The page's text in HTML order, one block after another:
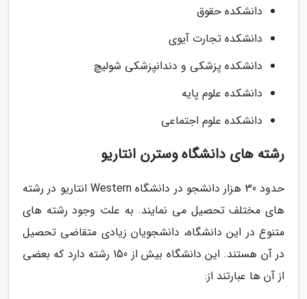
دانشکده حقوق
دانشکده تجارت آیوی
دانشکده پزشکی و دندانپزشکی شولیچ
دانشکده علوم پایه
دانشکده علوم اجتماعی
رشته های دانشگاه وسترن انتاریو
حدود 30 هزار دانشجو در دانشگاه Western انتاریو در رشته
های مختلف تحصیل می نمایند. به علت وجود رشته های
متنوع در این دانشگاه، دانشجویان زیادی متقاضی تحصیل
در آن هستند. این دانشگاه بیش از 150 رشته دارد که بعضی
از آن ها عبارتند از: